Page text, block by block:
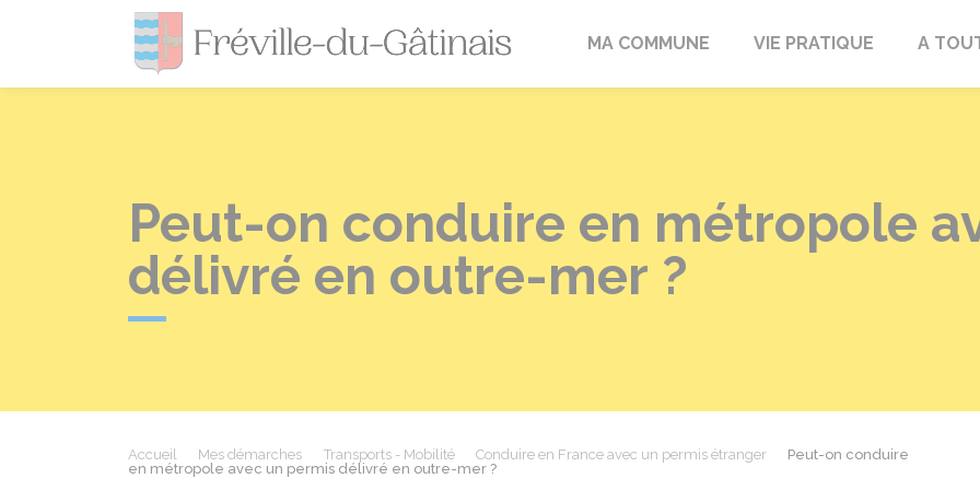
Fréville-du-Gâtinais
MA COMMUNE VIE PRATIQUE A
Peut-on conduire en métropole
délivré en outre-mer ?
Accueil Mes démarches Transports - Mobilité Conduire en France avec un permis étranger
Peut-on conduire
en métropole avec un permis délivré en outre-mer ?